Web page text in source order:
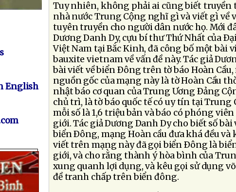
English
Tuy nhiên, không phải ai cũng biết truyền
nhà nước Trung Cộng nghĩ gì và viết gì về
tuyên truyền cho người dân nước họ. Mới
Dương Danh Dy, cựu bí thư Thứ Nhất của
Việt Nam tại Bắc Kinh, đã công bố một bài
bauxite vietnam về vấn đề này. Tác giả
bài viết về biển Ðông trên tờ báo Hoàn
nguồn gốc của mạng này là tờ Hoàn Cầu
nhật báo cơ quan của Trung Ương Ðảng
chủ trì, là tờ báo quốc tế có uy tín tại
mỗi số là 1,6 triệu bản và báo có phóng
giới. Tác giả Dương Danh Dy cho biết số
biển Ðông, mạng Hoàn cầu đưa khá đều
viết trên mạng này đã gọi biển Ðông là
giới, và cho rằng thành ý hòa bình của
xung quanh lợi dụng, và kêu gọi sử dụng
đề tranh chấp trên biển đông.